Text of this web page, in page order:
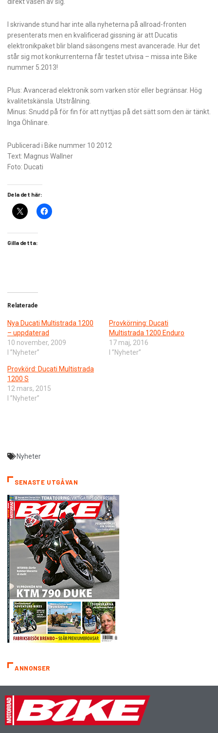
direkt väsen av sig.
I skrivande stund har inte alla nyheterna på allroad-fronten
presenterats men en kvalificerad gissning är att Ducatis
elektronikpaket blir bland säsongens mest avancerade. Hur det
står sig mot konkurrenterna får testet utvisa – missa inte Bike
nummer 5.2013!
Plus: Avancerad elektronik som varken stör eller begränsar. Hög
kvalitetskänsla. Utstrålning.
Minus: Snudd på för fin för att ­nyttjas på det sätt som den är tänkt.
Inga Öhlinare.
Publicerad i Bike nummer 10 2012
Text: Magnus Wallner
Foto: Ducati
Dela det här:
Gilla detta:
Relaterade
Nya Ducati Multistrada 1200
– uppdaterad
10 november, 2009
I ”Nyheter”
Provkörning: ​Ducati
Multistrada 1200 Enduro
17 maj, 2016
I ”Nyheter”
Provkörd: Ducati Multistrada
1200 S
12 mars, 2015
I ”Nyheter”
Nyheter
SENASTE UTGÅVAN
ANNONSER